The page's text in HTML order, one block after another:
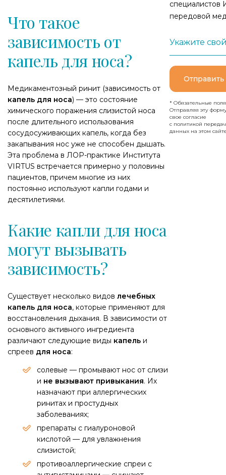
Что такое
зависимость от
капель для носа?
Медикаментозный ринит (зависимость от
капель для носа) — это состояние
химического поражения слизистой носа
после длительного использования
сосудосуживающих капель, когда без
закапывания нос уже не способен дышать.
Эта проблема в ЛОР-практике Института
VIRTUS встречается примерно у половины
пациентов, причем многие из них
постоянно используют капли годами и
десятилетиями.
Какие капли для носа
могут вызывать
зависимость?
Существует несколько видов лечебных
капель для носа, которые применяют для
восстановления дыхания. В зависимости от
основного активного ингредиента
различают следующие виды капель и
спреев для носа:
солевые — промывают нос от слизи
и не вызывают привыкания. Их
назначают при аллергических
ринитах и простудных
заболеваниях;
препараты с гиалуроновой
кислотой — для увлажнения
слизистой;
противоаллергические спреи с
специалистов
передовой
Укажите
Отправить
* Обязательные поля
Отправляя эту
свое согласие
с политикой
данных на этом